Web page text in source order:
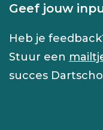
Geef jouw
Heb je
Stuur een
succes